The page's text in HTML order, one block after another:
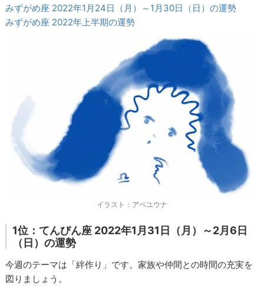
みずがめ座 2022年1月24日（月）～1月30日（日）の運勢
みずがめ座 2022年上半期の運勢
イラスト：アベユウナ
1位：てんびん座 2022年1月31日（月）～2月6日
（日）の運勢
今週のテーマは「絆作り」です。家族や仲間との時間の充実を
図りましょう。